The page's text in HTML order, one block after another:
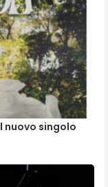
nuovo singolo